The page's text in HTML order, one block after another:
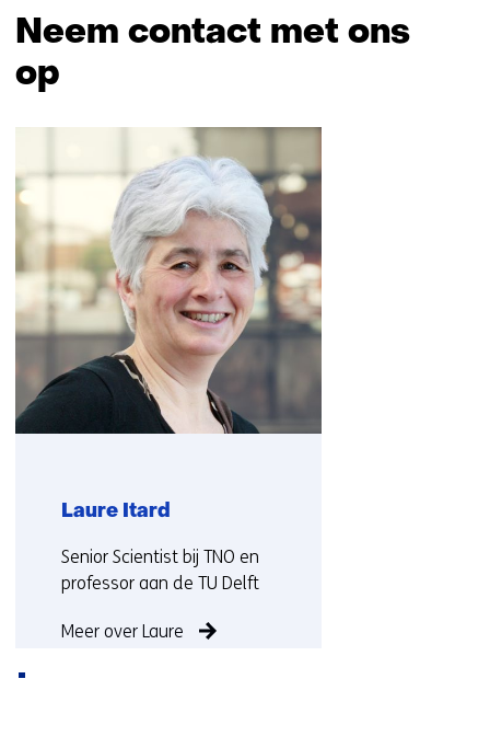
Neem contact met ons
op
navigatie
over
(Neem
contact
met
ons
op)
Laure Itard
Functie:
Senior Scientist bij TNO en
professor aan de TU Delft
Meer over Laure